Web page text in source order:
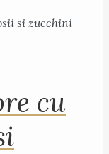
cu